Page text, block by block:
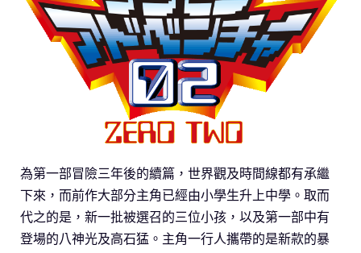
為第一部冒險三年後的續篇，世界觀及時間線都有承繼
下來，而前作大部分主角已經由小學生升上中學。取而
代之的是，新一批被選召的三位小孩，以及第一部中有
登場的八神光及高石猛。主角一行人攜帶的是新款的暴